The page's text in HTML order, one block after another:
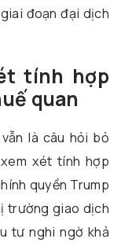
đoạn đại dịch
tính hợp
quan
là câu hỏi bỏ
xét tính hợp
quyền Trump
trường giao dịch
tư nghi ngờ khả